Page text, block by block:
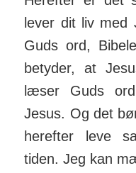
lever dit liv med
Guds ord,
betyder, at
læser Guds
Jesus. Og det
herefter leve
tiden. Jeg kan